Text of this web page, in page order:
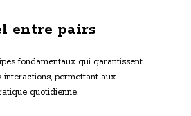
entre pairs
fondamentaux qui garantissent
interactions, permettant aux
quotidienne.